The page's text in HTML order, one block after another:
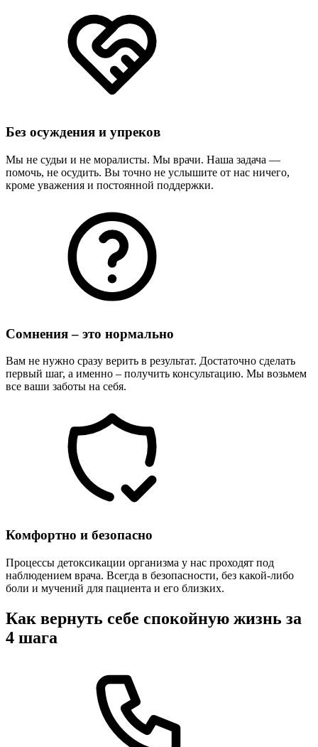
Без осуждения и упреков
Мы не судьи и не моралисты. Мы врачи. Наша задача —
помочь, не осудить. Вы точно не услышите от нас ничего,
кроме уважения и постоянной поддержки.
Сомнения – это нормально
Вам не нужно сразу верить в результат. Достаточно сделать
первый шаг, а именно – получить консультацию. Мы возьмем
все ваши заботы на себя.
Комфортно и безопасно
Процессы детоксикации организма у нас проходят под
наблюдением врача. Всегда в безопасности, без какой-либо
боли и мучений для пациента и его близких.
Как вернуть себе спокойную жизнь за
4 шага